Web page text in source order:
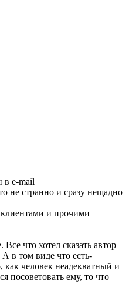
в e-mail
не странно и сразу нещадно
и прочими
что хотел сказать автор
в том виде что есть-
как человек неадекватный и
посоветовать ему, то что